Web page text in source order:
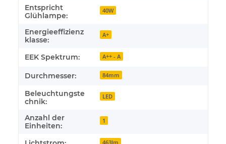
Entspricht
Glühlampe:
40W
Energieeffizienz
klasse:
A+
EEK Spektrum: A++ - A
Durchmesser: 84mm
Beleuchtungste
chnik:
LED
Anzahl der
Einheiten:
1
463lm